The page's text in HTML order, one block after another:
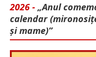
2026 - „Anul
calendar
și mame)”